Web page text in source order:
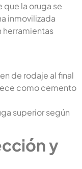
que la oruga se
inmovilizada
herramientas
de rodaje al final
como cemento
superior según
y